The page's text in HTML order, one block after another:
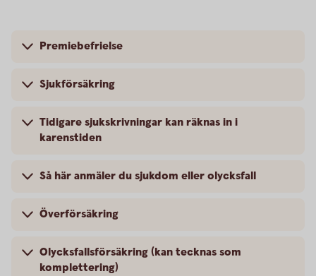
Premiebefrielse
Sjukförsäkring
Tidigare sjukskrivningar kan räknas in i
karenstiden
Så här anmäler du sjukdom eller olycksfall
Överförsäkring
Olycksfallsförsäkring (kan tecknas som
komplettering)